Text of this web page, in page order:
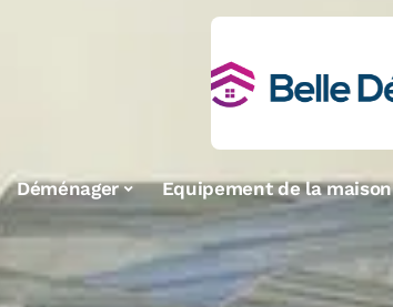
Déménager Equipement de la maison